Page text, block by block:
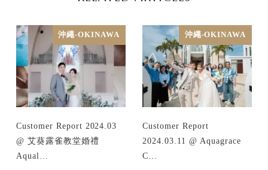
沖繩-OKINAWA
Customer Report 2024.03
@ 艾葵露雀教堂婚禮
Aqual…
沖繩-OKINAWA
Customer Report
2024.03.11 @ Aquagrace
C…